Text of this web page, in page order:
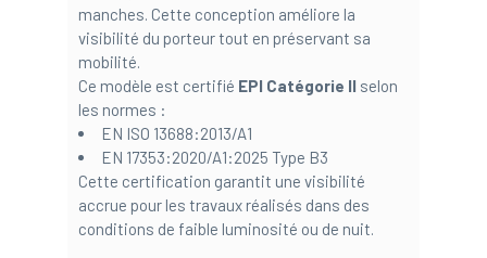
manches. Cette conception améliore la
visibilité du porteur tout en préservant sa
mobilité.
Ce modèle est certifié EPI Catégorie II selon
les normes :
EN ISO 13688:2013/A1
EN 17353:2020/A1:2025 Type B3
Cette certification garantit une visibilité
accrue pour les travaux réalisés dans des
conditions de faible luminosité ou de nuit.